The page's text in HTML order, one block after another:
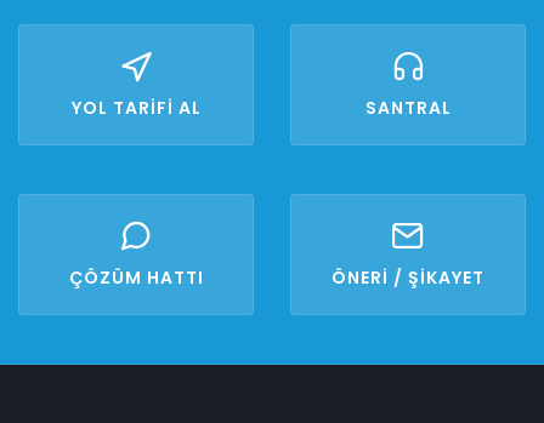
YOL TARİFİ AL SANTRAL
ÇÖZÜM HATTI ÖNERİ / ŞİKAYET